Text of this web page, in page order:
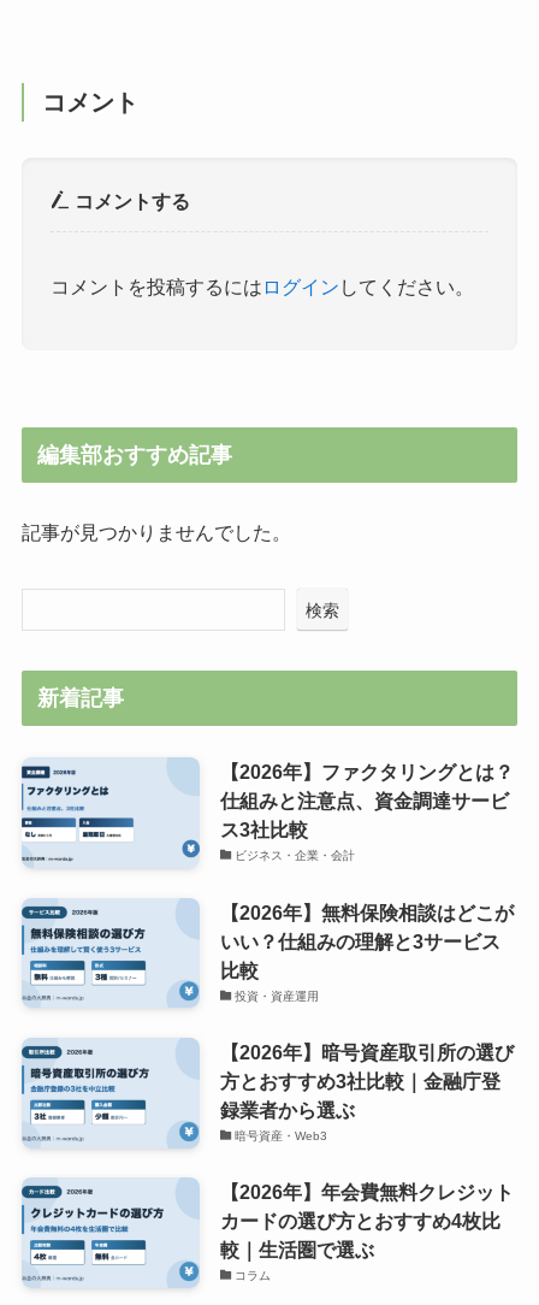
コメント
コメントする
コメントを投稿するには ログイン してください。
編集部おすすめ記事
記事が見つかりませんでした。
検索
新着記事
【2026年】ファクタリングとは？
仕組みと注意点、資金調達サービ
ス3社比較
ビジネス・企業・会計
【2026年】無料保険相談はどこが
いい？仕組みの理解と3サービス
比較
投資・資産運用
【2026年】暗号資産取引所の選び
方とおすすめ3社比較｜金融庁登
録業者から選ぶ
暗号資産・Web3
【2026年】年会費無料クレジット
カードの選び方とおすすめ4枚比
較｜生活圏で選ぶ
コラム